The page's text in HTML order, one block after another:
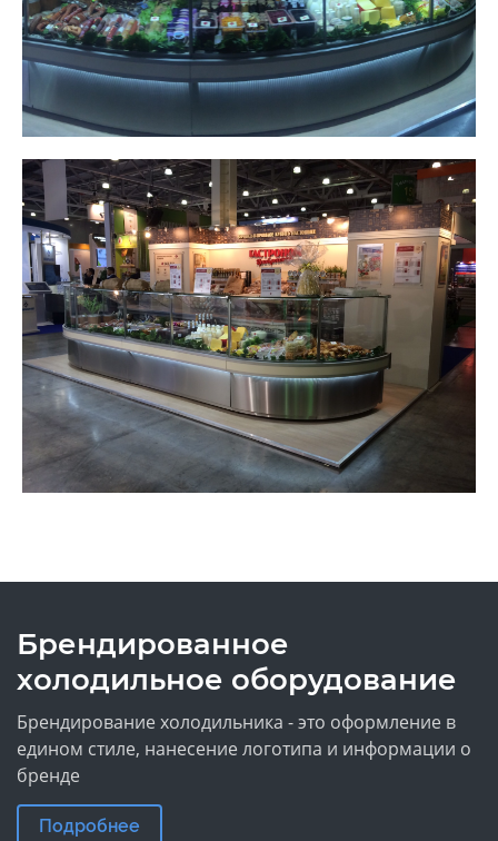
Брендированное
холодильное оборудование
Брендирование холодильника - это оформление в
едином стиле, нанесение логотипа и информации о
бренде
Подробнее